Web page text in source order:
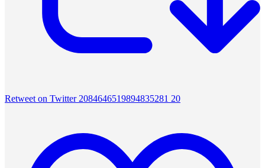
Retweet on Twitter 2084646519894835281 20